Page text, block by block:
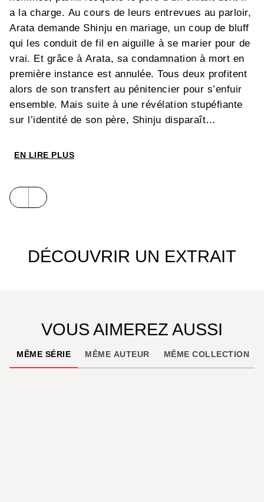
a la charge. Au cours de leurs entrevues au parloir,
Arata demande Shinju en mariage, un coup de bluff
qui les conduit de fil en aiguille à se marier pour de
vrai. Et grâce à Arata, sa condamnation à mort en
première instance est annulée. Tous deux profitent
alors de son transfert au pénitencier pour s’enfuir
ensemble. Mais suite à une révélation stupéfiante
sur l’identité de son père, Shinju disparaît…
EN LIRE PLUS
DÉCOUVRIR UN EXTRAIT
VOUS AIMEREZ AUSSI
MÊME SÉRIE MÊME AUTEUR MÊME COLLECTION